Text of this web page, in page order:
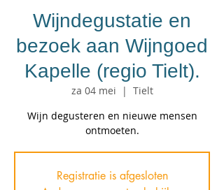
Wijndegustatie en
bezoek aan Wijngoed
Kapelle (regio Tielt).
za 04 mei
  |
Tielt
Wijn degusteren en nieuwe mensen
ontmoeten.
Registratie is afgesloten